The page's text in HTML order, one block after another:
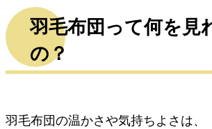
羽毛布団って何を見
の？
羽毛布団の温かさや気持ちよさは、